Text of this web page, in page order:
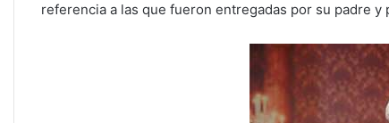
referencia a las que fueron entregadas por su padre y